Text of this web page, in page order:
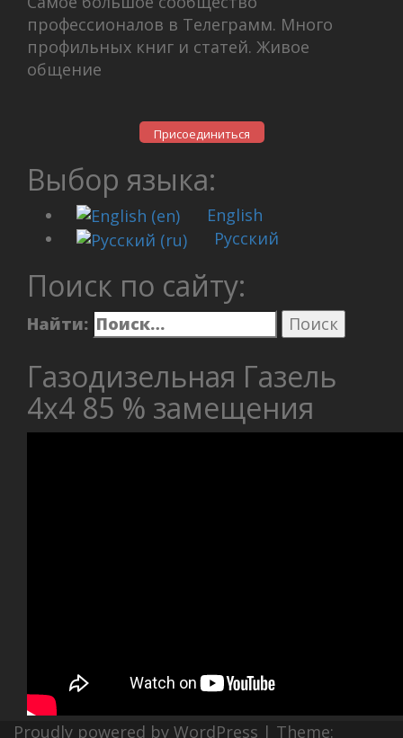
профессионалов в Телеграмм. Много
профильных книг и статей. Живое
общение
Присоединиться
Выбор языка:
English
Русский
Поиск по сайту:
Найти:
Газодизельная Газель
4х4 85 % замещения
Proudly powered by WordPress | Theme: